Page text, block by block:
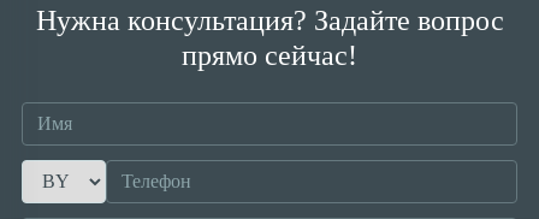
Нужна консультация? Задайте вопрос
прямо сейчас!